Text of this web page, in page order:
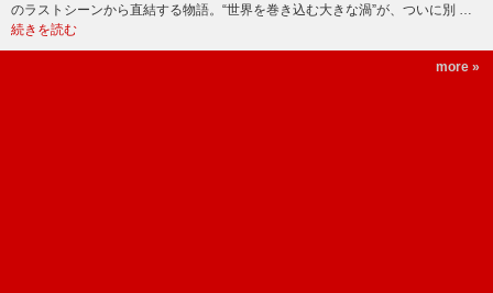
のラストシーンから直結する物語。“世界を巻き込む大きな渦”が、ついに別 …
続きを読む
more »